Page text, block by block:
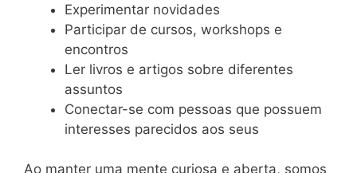
Experimentar novidades
Participar de cursos, workshops e
encontros
Ler livros e artigos sobre diferentes
assuntos
Conectar-se com pessoas que possuem
interesses parecidos aos seus
Ao manter uma mente curiosa e aberta, somos